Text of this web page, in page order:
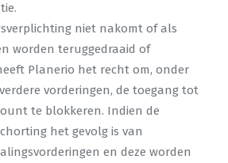
niet nakomt of als
worden teruggedraaid of
Planerio het recht om, onder
vorderingen, de toegang tot
te blokkeren. Indien de
het gevolg is van
en deze worden